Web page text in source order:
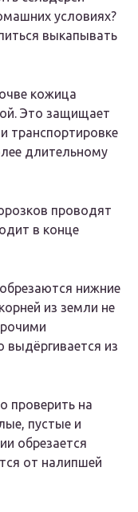
условиях?
выкапывать
кожица
Это защищает
транспортировке
длительному
проводят
в конце
нижние
из земли не
выдёргивается из
проверить на
пустые и
обрезается
от налипшей